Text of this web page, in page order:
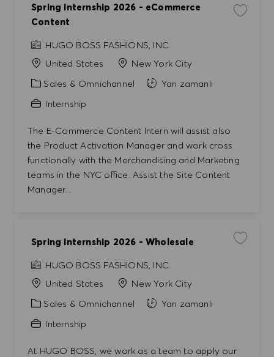
Spring Internship 2026 - eCommerce
Content
HUGO BOSS FASHIONS, INC.
United States
New York City
Kategori
Sales & Omnichannel
Yarı zamanlı
Internship
The E-Commerce Content Intern will assist also
the Product Activation Manager and work cross
functionally with the Merchandising and Marketing
teams in the NYC office. Assist the Site Content
Manager...
İşi
Spring Internship 2026 - Wholesale
HUGO BOSS FASHIONS, INC.
United States
New York City
Kategori
Sales & Omnichannel
Yarı zamanlı
Internship
At HUGO BOSS, we work as a team to apply our
İşi